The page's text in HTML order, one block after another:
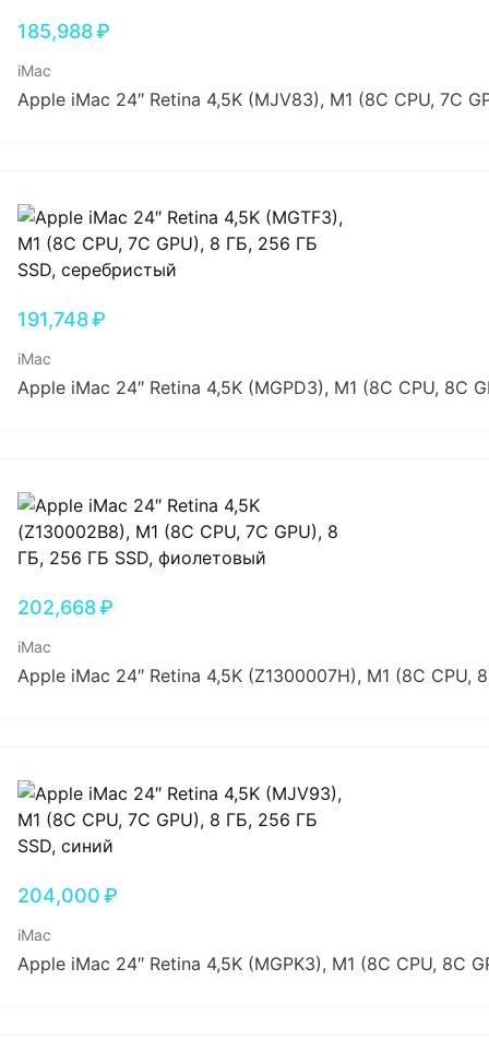
185,988₽
iMac
Apple iMac 24″ Retina 4,5K (MJV83), M1 (8C CPU, 7C
191,748₽
iMac
Apple iMac 24″ Retina 4,5K (MGPD3), M1 (8C CPU, 8C
202,668₽
iMac
Apple iMac 24″ Retina 4,5K (Z1300007H), M1 (8C
204,000₽
iMac
Apple iMac 24″ Retina 4,5K (MGPK3), M1 (8C CPU, 8C